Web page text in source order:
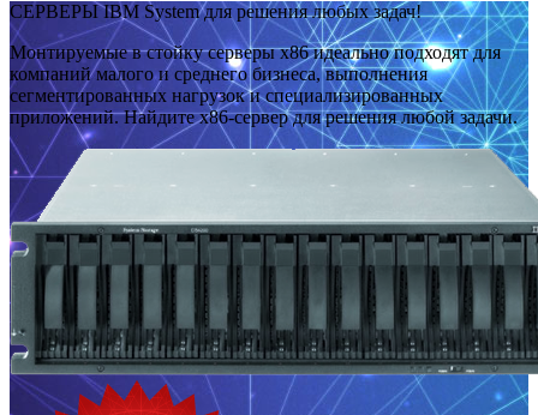
СЕРВЕРЫ IBM System для решения любых задач!
Монтируемые в стойку серверы x86 идеально подходят для
компаний малого и среднего бизнеса, выполнения
сегментированных нагрузок и специализированных
приложений. Найдите x86-сервер для решения любой задачи.